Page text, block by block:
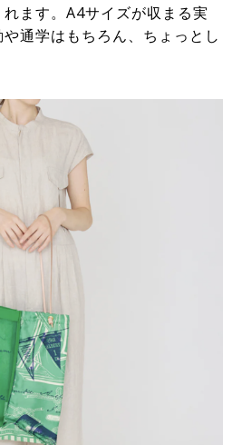
ます。A4サイズが収まる実
通学はもちろん、ちょっとし